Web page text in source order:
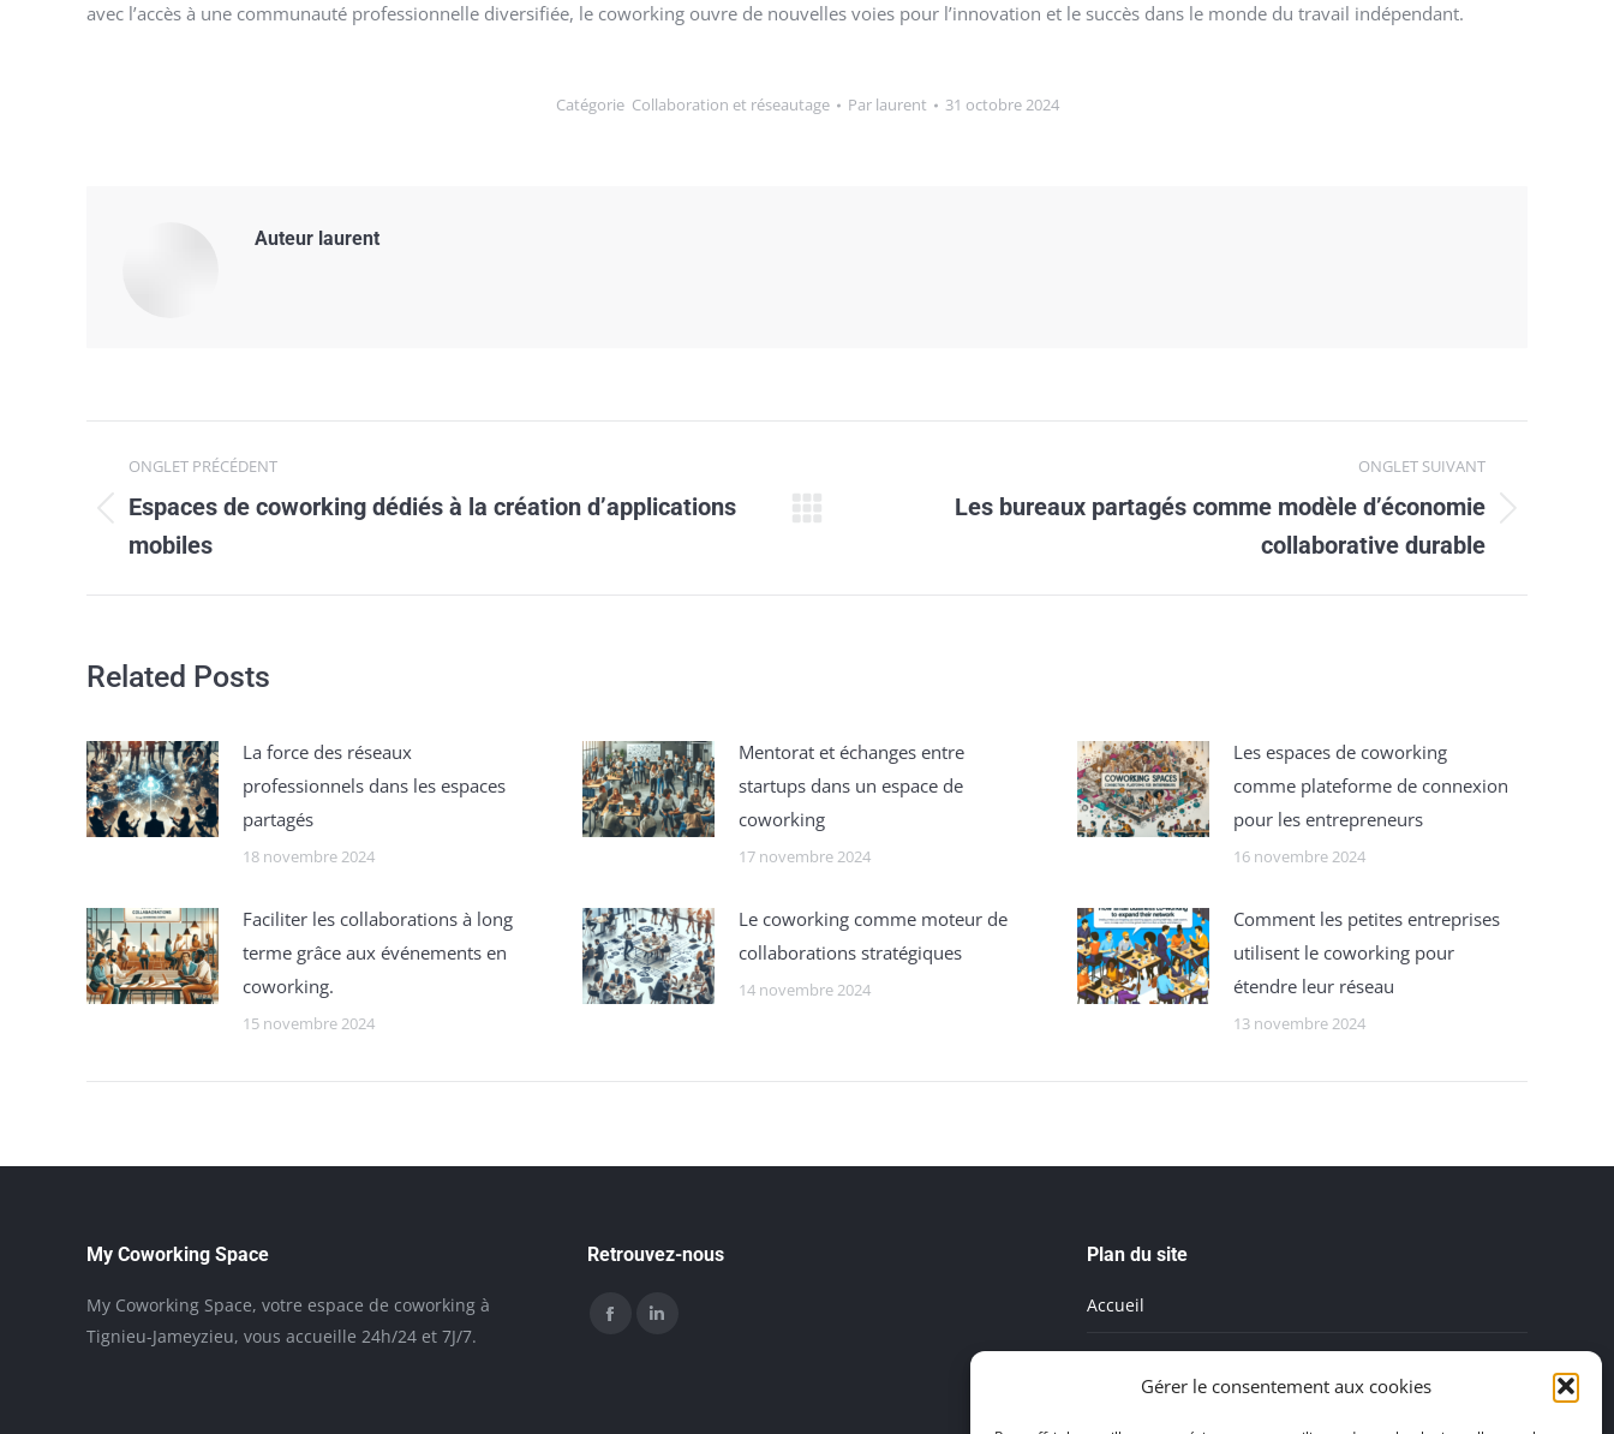
Gérer le consentement aux cookies
avec l’accès à une communauté professionnelle diversifiée, le coworking ouvre de nouvelles voies pour l’innovation et le succès dans le monde du travail indépendant.
Catégorie Collaboration et réseautage Par laurent 31 octobre 2024
Auteur laurent
Navigation
de
commentaire
ONGLET PRÉCÉDENT
Onglet
précédent
Espaces de coworking dédiés à la création dʼapplications
mobiles
ONGLET SUIVANT
Les bureaux partagés comme modèle dʼéconomie
collaborative durable
Related Posts
La force des réseaux
professionnels dans les espaces
partagés
18 novembre 2024
Mentorat et échanges entre
startups dans un espace de
coworking
17 novembre 2024
Les espaces de coworking
comme plateforme de connexion
pour les entrepreneurs
16 novembre 2024
Faciliter les collaborations à long
terme grâce aux événements en
coworking.
15 novembre 2024
Le coworking comme moteur de
collaborations stratégiques
14 novembre 2024
Comment les petites entreprises
utilisent le coworking pour
étendre leur réseau
13 novembre 2024
My Coworking Space
My Coworking Space, votre espace de coworking à
Tignieu-Jameyzieu, vous accueille 24h/24 et 7J/7.
Retrouvez-nous
Trouvez nous sur :
Plan du site
Accueil